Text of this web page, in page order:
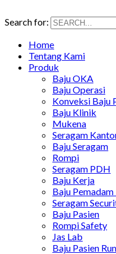
Search for:
Home
Tentang Kami
Produk
Baju OKA
Baju Operasi
Konveksi Baju
Baju Klinik
Mukena
Seragam
Baju Seragam
Rompi
Seragam PDH
Baju Kerja
Baju
Seragam
Baju Pasien
Rompi Safety
Jas Lab
Baju Pasien